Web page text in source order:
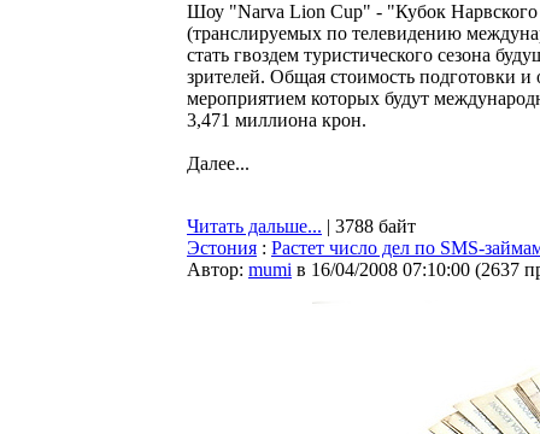
Шоу "Narva Lion Cup" - "Кубок
(транслируемых по телевидению
стать гвоздем туристического сезона
зрителей. Общая стоимость подготовки
мероприятием которых будут
3,471 миллиона крон.
Далее...
Читать дальше... | 3788 байт
Эстония : Растет число дел по SMS-
Автор: mumi в 16/04/2008 07:10:00 (2637